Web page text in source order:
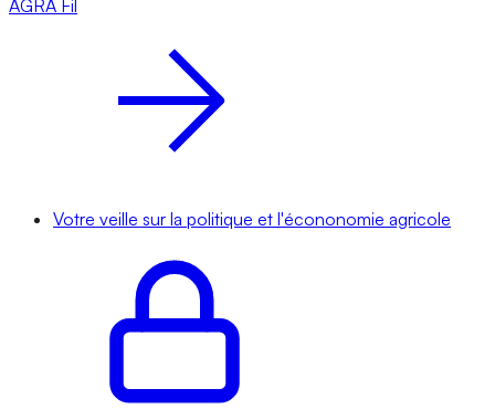
AGRA Fil
Votre veille sur la politique et l'écononomie agricole